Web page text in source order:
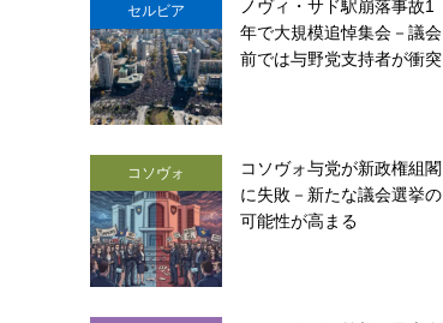
セルビア
ノヴィ・サド駅崩落事故1
年で大規模追悼集会－議会
前では与野党支持者が衝突
コソヴォ
コソヴォ与党が新政権組閣
に失敗－新たな議会選挙の
可能性が高まる